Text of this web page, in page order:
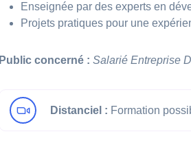
Enseignée par des experts en
Projets pratiques pour une
Public concerné : Salarié Entreprise
Distanciel : Formation